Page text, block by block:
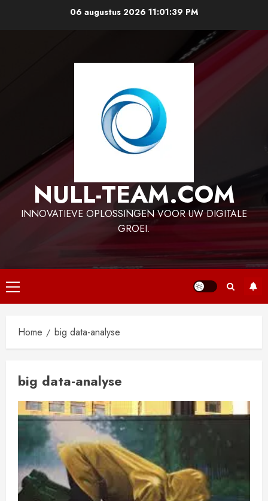
06 augustus 2026 11:01:40 PM
NULL-TEAM.COM
INNOVATIEVE OPLOSSINGEN VOOR UW DIGITALE
GROEI.
Primair
menu
Home big data-analyse
big data-analyse